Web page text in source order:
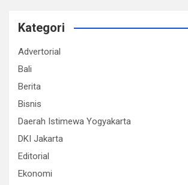
Kategori
Advertorial
Bali
Berita
Bisnis
Daerah Istimewa Yogyakarta
DKI Jakarta
Editorial
Ekonomi